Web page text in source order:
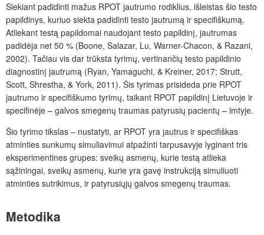
Siekiant padidinti mažus RPOT jautrumo rodiklius, išleistas šio testo
papildinys, kuriuo siekta padidinti testo jautrumą ir specifiškumą.
Atliekant testą papildomai naudojant testo papildinį, jautrumas
padidėja net 50 % (Boone, Salazar, Lu, Warner-Chacon, & Razani,
2002). Tačiau vis dar trūksta tyrimų, vertinančių testo papildinio
diagnostinį jautrumą (Ryan, Yamaguchi, & Kreiner, 2017; Strutt,
Scott, Shrestha, & York, 2011). Šis tyrimas prisideda prie RPOT
jautrumo ir specifiškumo tyrimų, taikant RPOT papildinį Lietuvoje ir
specifinėje – galvos smegenų traumas patyrusių pacientų – imtyje.
Šio tyrimo tikslas – nustatyti, ar RPOT yra jautrus ir specifiškas
atminties sunkumų simuliavimui atpažinti tarpusavyje lyginant tris
eksperimentines grupes: sveikų asmenų, kurie testą atlieka
sąžiningai, sveikų asmenų, kurie yra gavę instrukciją simuliuoti
atminties sutrikimus, ir patyrusiųjų galvos smegenų traumas.
Metodika